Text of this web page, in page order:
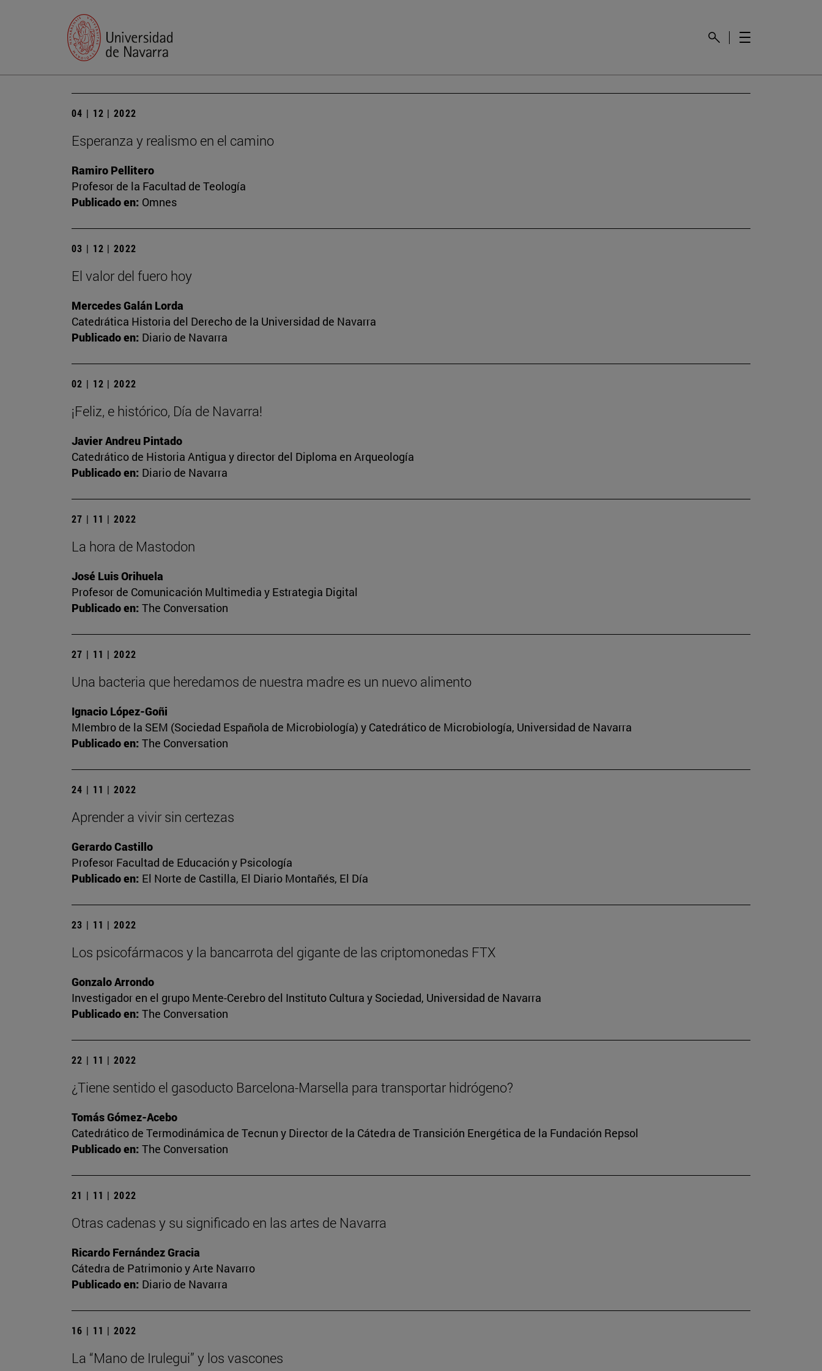
04 | 12 | 2022
Esperanza y realismo en el camino
Ramiro Pellitero
Profesor de la Facultad de Teología
Publicado en: Omnes
03 | 12 | 2022
El valor del fuero hoy
Mercedes Galán Lorda
Catedrática Historia del Derecho de la Universidad de Navarra
Publicado en: Diario de Navarra
02 | 12 | 2022
¡Feliz, e histórico, Día de Navarra!
Javier Andreu Pintado
Catedrático de Historia Antigua y director del Diploma en Arqueología
Publicado en: Diario de Navarra
27 | 11 | 2022
La hora de Mastodon
José Luis Orihuela
Profesor de Comunicación Multimedia y Estrategia Digital
Publicado en: The Conversation
27 | 11 | 2022
Una bacteria que heredamos de nuestra madre es un nuevo alimento
Ignacio López-Goñi
MIembro de la SEM (Sociedad Española de Microbiología) y Catedrático de Microbiología, Universidad de Navarra
Publicado en: The Conversation
24 | 11 | 2022
Aprender a vivir sin certezas
Gerardo Castillo
Profesor Facultad de Educación y Psicología
Publicado en: El Norte de Castilla, El Diario Montañés, El Día
23 | 11 | 2022
Los psicofármacos y la bancarrota del gigante de las criptomonedas FTX
Gonzalo Arrondo
Investigador en el grupo Mente-Cerebro del Instituto Cultura y Sociedad, Universidad de Navarra
Publicado en: The Conversation
22 | 11 | 2022
¿Tiene sentido el gasoducto Barcelona-Marsella para transportar hidrógeno?
Tomás Gómez-Acebo
Catedrático de Termodinámica de Tecnun y Director de la Cátedra de Transición Energética de la Fundación Repsol
Publicado en: The Conversation
21 | 11 | 2022
Otras cadenas y su significado en las artes de Navarra
Ricardo Fernández Gracia
Cátedra de Patrimonio y Arte Navarro
Publicado en: Diario de Navarra
16 | 11 | 2022
La “Mano de Irulegui” y los vascones